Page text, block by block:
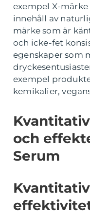
exempel X-
innehåll av
märke som är
och icke-fet
egenskaper som
exempel
kemikalier,
och
Serum